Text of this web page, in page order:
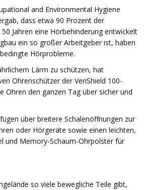
and Environmental Hygiene
dass etwa 90 Prozent der
Jahren eine Hörbehinderung entwickelt
ein so großer Arbeitgeber ist, haben
Hörprobleme.
Lärm zu schützen, hat
Ohrenschützer der VeriShield 100-
Ohren den ganzen Tag über sicher und
über breitere Schalenöffnungen zur
oder Hörgeräte sowie einen leichten,
und Memory-Schaum-Ohrpolster für
so viele bewegliche Teile gibt,